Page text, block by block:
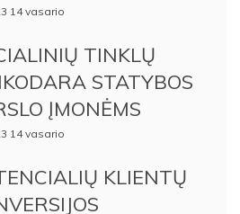
14 vasario
TINKLŲ
STATYBOS
ĮMONĖMS
14 vasario
KLIENTŲ